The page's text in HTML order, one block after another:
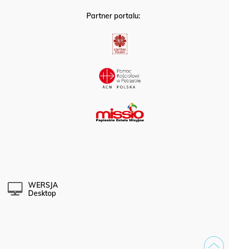
Partner portalu:
WERSJA
Desktop